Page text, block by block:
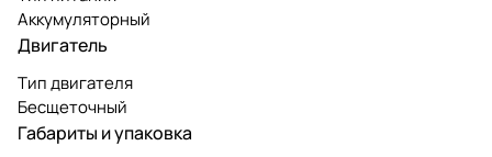
Аккумуляторный
Двигатель
Тип двигателя
Бесщеточный
Габариты и упаковка